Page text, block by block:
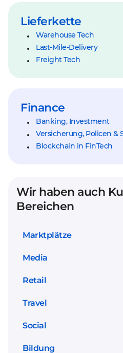
Lieferkette
Warehouse Tech
Last-Mile-Delivery
Freight Tech
Finance
Banking, Investment
Versicherung, Policen &
Blockchain in FinTech
Wir haben auch
Bereichen
Marktplätze
Media
Retail
Travel
Social
Bildung